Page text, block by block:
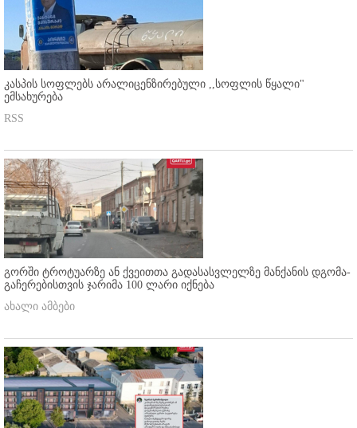
კასპის სოფლებს არალიცენზირებული ,,სოფლის წყალი"
ემსახურება
RSS
გორში ტროტუარზე ან ქვეითთა გადასასვლელზე მანქანის დგომა-
გაჩერებისთვის ჯარიმა 100 ლარი იქნება
ახალი ამბები